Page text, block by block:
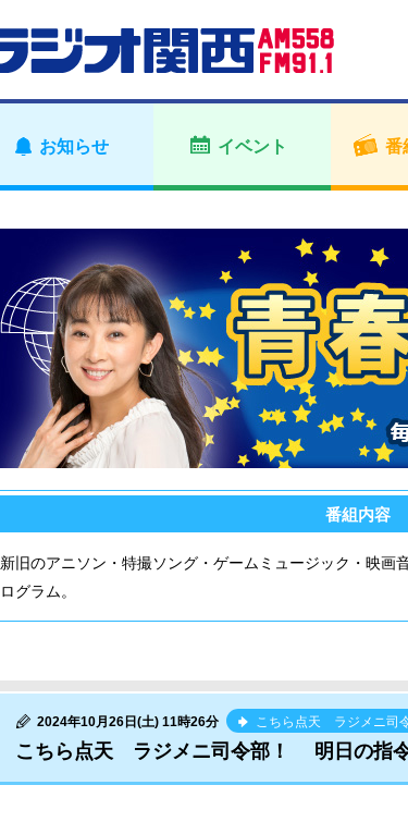
お知らせ イベント 番
番組内容
新旧のアニソン・特撮ソング・ゲームミュージック・映画
ログラム。
2024年10月26日(土) 11時26分 こちら点天 ラジメニ司
こちら点天 ラジメニ司令部！ 明日の指